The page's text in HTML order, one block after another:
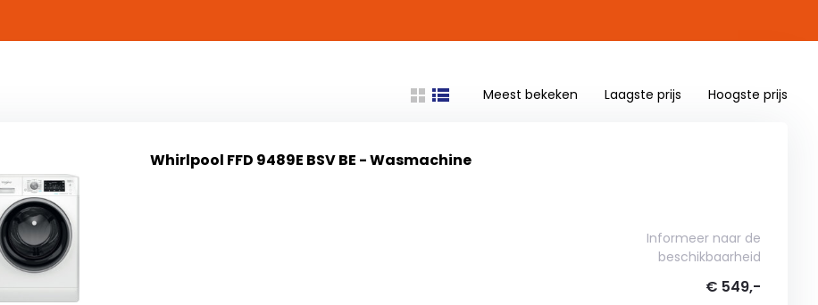
Meest bekeken Laagste prijs Hoogste prijs
Whirlpool FFD 9489E BSV BE - Wasmachine
Informeer naar de
beschikbaarheid
€ 549,-